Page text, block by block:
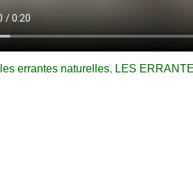
les errantes naturelles, LES